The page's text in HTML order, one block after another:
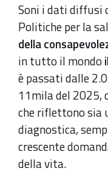
Soni i dati diffusi
Politiche per la
della
in tutto il mondo
è passati dalle
11mila del 2025,
che riflettono sia
diagnostica,
crescente
della vita.